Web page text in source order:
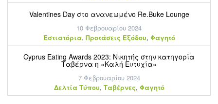
Valentines Day στο ανανεωμένο Re.Buke Lounge
10 Φεβρουαρίου 2024
Εστιατόρια, Προτάσεις Εξόδου, Φαγητό
Cyprus Eating Awards 2023: Νικητής στην κατηγορία
Ταβέρνα η «Καλή Ευτυχία»
7 Φεβρουαρίου 2024
Δελτία Τύπου, Ταβέρνες, Φαγητό